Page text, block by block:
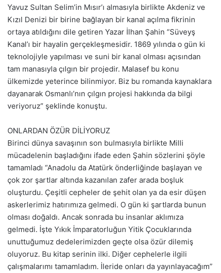
Yavuz Sultan Selim’in Mısır’ı almasıyla birlikte Akdeniz ve
Kızıl Denizi bir birine bağlayan bir kanal açılma fikrinin
ortaya atıldığını dile getiren Yazar İlhan Şahin “Süveyş
Kanal’ı bir hayalin gerçekleşmesidir. 1869 yılında o gün ki
teknolojiyle yapılması ve suni bir kanal olması açısından
tam manasıyla çılgın bir projedir. Malasef bu konu
ülkemizde yeterince bilinmiyor. Biz bu romanda kaynaklara
dayanarak Osmanlı’nın çılgın projesi hakkında da bilgi
veriyoruz” şeklinde konuştu.
ONLARDAN ÖZÜR DİLİYORUZ
Birinci dünya savaşının son bulmasıyla birlikte Milli
mücadelenin başladığını ifade eden Şahin sözlerini şöyle
tamamladı “Anadolu da Atatürk önderliğinde başlayan ve
çok zor şartlar altında kazanılan zafer arada boşluk
oluşturdu. Çeşitli cepheler de şehit olan ya da esir düşen
askerlerimiz hatırımıza gelmedi. O gün ki şartlarda bunun
olması doğaldı. Ancak sonrada bu insanlar aklımıza
gelmedi. İşte Yıkık İmparatorluğun Yitik Çocuklarında
unuttuğumuz dedelerimizden geçte olsa özür dilemiş
oluyoruz. Bu kitap serinin ilki. Diğer cephelerle ilgili
çalışmalarımı tamamladım. İleride onları da yayınlayacağım”